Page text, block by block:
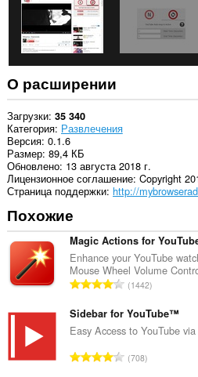
О расширении
Загрузки 35 340
Категория Развлечения
Версия 0.1.6
Размер 89,4 КБ
Обновлено 13 августа 2018 г.
Лицензионное соглашение Copyright
Страница поддержки http://
Похожие
Magic Actions for
Enhance your YouTube
Mouse Wheel Volume
В
е
г
о
1442
Sidebar for YouTube™
Easy Access to YouTube
В708